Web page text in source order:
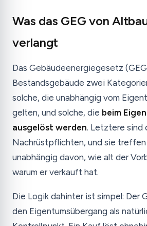
Was das GEG von
verlangt
Das Gebäudeenergiegesetz
Bestandsgebäude zwei
solche, die unabhängig vom
gelten, und solche, die beim
ausgelöst werden. Letztere sind
Nachrüstpflichten, und sie treffen
unabhängig davon, wie alt der
warum er verkauft hat.
Die Logik dahinter ist simpel: Der
den Eigentumsübergang als